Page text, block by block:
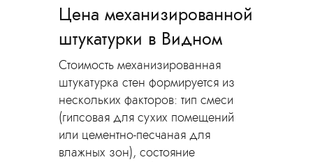
Цена механизированной
штукатурки в Видном
Стоимость механизированная
штукатурка стен формируется из
нескольких факторов: тип смеси
(гипсовая для сухих помещений
или цементно-песчаная для
влажных зон), состояние